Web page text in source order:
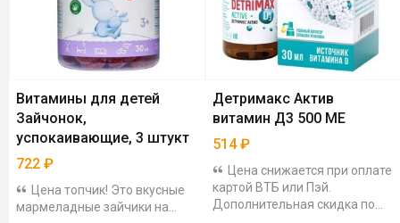
Витамины для детей
Зайчонок,
успокаивающие, 3 штукт
722 ₽
Цена топчик! Это вкусные
мармеладные зайчики на
Детримакс Актив
витамин Д3 500 МЕ
514₽
Цена снижается при оплате
картой ВТБ или Пэй.
Дополнительная скидка по